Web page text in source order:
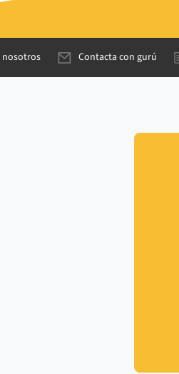
nosotros Contacta con gurú